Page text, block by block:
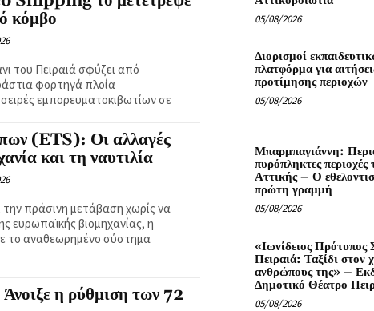
κόμβο
του Πειραιά σφύζει από
φορτηγά πλοία
εμπορευματοκιβωτίων σε
(ETS): Οι αλλαγές
και τη ναυτιλία
πράσινη μετάβαση χωρίς να
ευρωπαϊκής βιομηχανίας, η
το αναθεωρημένο σύστημα
η ρύθμιση των 72
05/08/2026
Διορισμοί
πλατφόρμα για
προτίμησης περιοχών
05/08/2026
Μπαρμπαγιάννη:
πυρόπληκτες περιοχές
Αττικής – Ο
πρώτη γραμμή
05/08/2026
«Ιωνίδειος Πρότυπος
Πειραιά: Ταξίδι στον
ανθρώπους της» –
Δημοτικό Θέατρο
05/08/2026